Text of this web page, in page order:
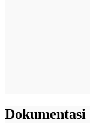
Dokumentasi